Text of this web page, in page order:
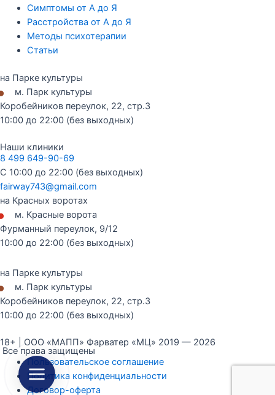
Симптомы от А до Я
Расстройства от А до Я
Методы психотерапии
Статьи
на Парке культуры
м. Парк культуры
Коробейников переулок, 22, стр.3
10:00 до 22:00 (без выходных)
Наши клиники
8 499 649-90-69
С 10:00 до 22:00 (без выходных)
fairway743@gmail.com
на Красных воротах
м. Красные ворота
Фурманный переулок, 9/12
10:00 до 22:00 (без выходных)
на Парке культуры
м. Парк культуры
Коробейников переулок, 22, стр.3
10:00 до 22:00 (без выходных)
18+ | ООО «МАПП» Фарватер «МЦ» 2019 — 2026
Все права защищены
Пользовательское соглашение
Политика конфиденциальности
Договор-оферта